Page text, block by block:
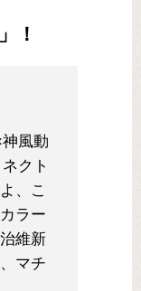
！
風動
クト
、こ
ラー
維新
マチ